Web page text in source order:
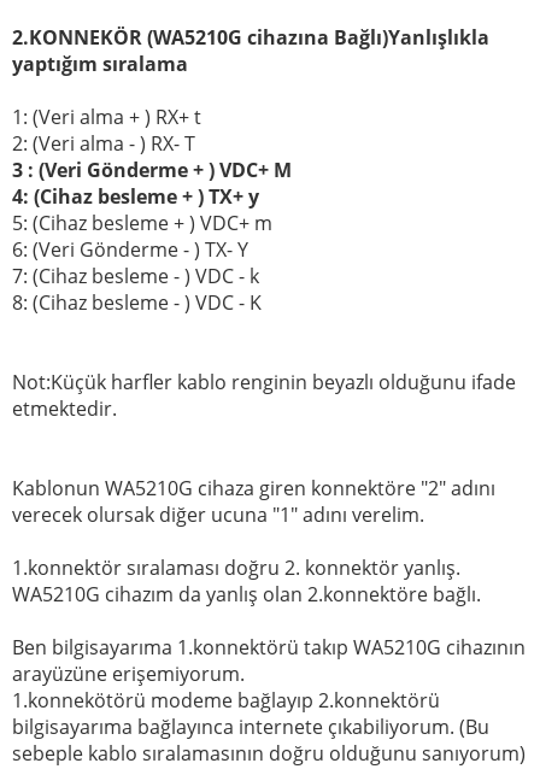
2.KONNEKÖR (WA5210G cihazına Bağlı)Yanlışlıkla
yaptığım sıralama
1: (Veri alma + ) RX+ t
2: (Veri alma - ) RX- T
3 : (Veri Gönderme + ) VDC+ M
4: (Cihaz besleme + ) TX+ y
5: (Cihaz besleme + ) VDC+ m
6: (Veri Gönderme - ) TX- Y
7: (Cihaz besleme - ) VDC - k
8: (Cihaz besleme - ) VDC - K
Not:Küçük harfler kablo renginin beyazlı olduğunu ifade
etmektedir.
Kablonun WA5210G cihaza giren konnektöre "2" adını
verecek olursak diğer ucuna "1" adını verelim.
1.konnektör sıralaması doğru 2. konnektör yanlış.
WA5210G cihazım da yanlış olan 2.konnektöre bağlı.
Ben bilgisayarıma 1.konnektörü takıp WA5210G cihazının
arayüzüne erişemiyorum.
1.konnekötörü modeme bağlayıp 2.konnektörü
bilgisayarıma bağlayınca internete çıkabiliyorum. (Bu
sebeple kablo sıralamasının doğru olduğunu sanıyorum)